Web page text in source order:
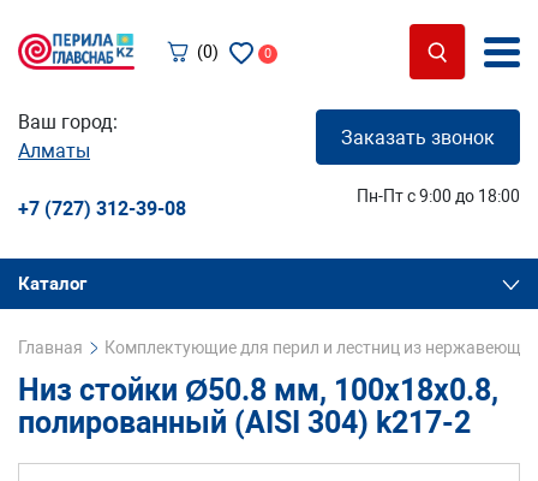
(0) 0
Ваш город:
Алматы
Заказать звонок
+7 (727) 312-39-08
Пн-Пт с 9:00 до 18:00
Каталог
Главная Комплектующие для перил и лестниц из
Низ стойки Ø50.8 мм, 100х18х0.8,
полированный (AISI 304) k217-2